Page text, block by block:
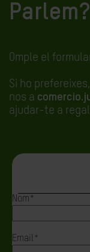
Parlem?
Omple el
Si ho
nos a
ajudar-te a
Nom *
Email *